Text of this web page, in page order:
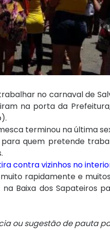
no carnaval de
na porta da
terminou na última
quem pretende
contra vizinhos no
rapidamente e
Baixa dos Sapateiros
ou sugestão de pauta